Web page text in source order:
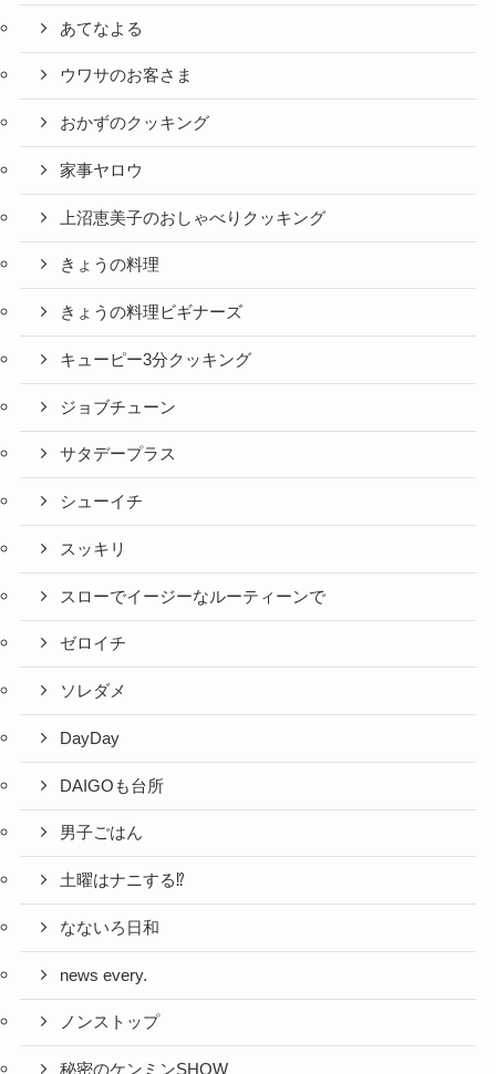
あてなよる
ウワサのお客さま
おかずのクッキング
家事ヤロウ
上沼恵美子のおしゃべりクッキング
きょうの料理
きょうの料理ビギナーズ
キューピー3分クッキング
ジョブチューン
サタデープラス
シューイチ
スッキリ
スローでイージーなルーティーンで
ゼロイチ
ソレダメ
DayDay
DAIGOも台所
男子ごはん
土曜はナニする⁉
なないろ日和
news every.
ノンストップ
秘密のケンミンSHOW